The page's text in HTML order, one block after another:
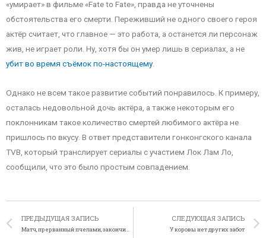
«умирает» в фильме «Fate to Fate», правда не уточнены
обстоятельства его смерти. Переживший не одного своего героя
актёр считает, что главное — это работа, а останется ли персонаж
жив, не играет роли. Ну, хотя бы он умер лишь в сериалах, а не
убит во время съёмок по-настоящему.
Однако не всем такое развитие событий понравилось. К примеру,
осталась недовольной дочь актёра, а также некоторым его
поклонникам такое количество смертей любимого актёра не
пришлось по вкусу. В ответ представители гонконгского канала
TVB, который транслирует сериалы с участием Лок Лам Ло,
сообщили, что это было простым совпадением.
ПРЕДЫДУЩАЯ ЗАПИСЬ
Матч, прерванный пчелами, закончился дракой и гибелью
СЛЕДУЮЩАЯ ЗАПИСЬ
У коровы нет других забот